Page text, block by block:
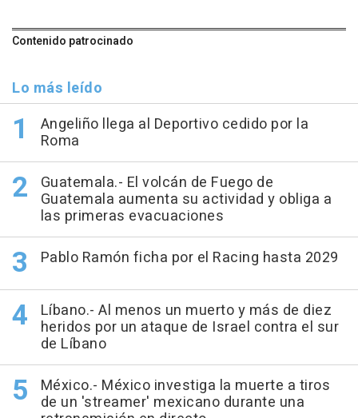
Contenido patrocinado
Lo más leído
Angeliño llega al Deportivo cedido por la
Roma
Guatemala.- El volcán de Fuego de
Guatemala aumenta su actividad y obliga a
las primeras evacuaciones
Pablo Ramón ficha por el Racing hasta 2029
Líbano.- Al menos un muerto y más de diez
heridos por un ataque de Israel contra el sur
de Líbano
México.- México investiga la muerte a tiros
de un 'streamer' mexicano durante una